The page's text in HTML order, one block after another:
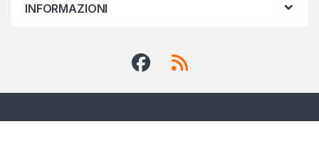
INFORMAZIONI